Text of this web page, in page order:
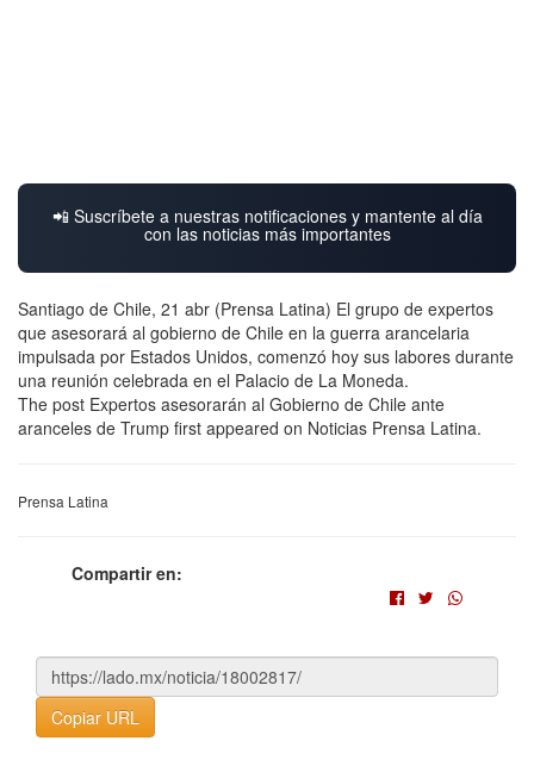
📲 Suscríbete a nuestras notificaciones y mantente al día
con las noticias más importantes
Santiago de Chile, 21 abr (Prensa Latina) El grupo de expertos
que asesorará al gobierno de Chile en la guerra arancelaria
impulsada por Estados Unidos, comenzó hoy sus labores durante
una reunión celebrada en el Palacio de La Moneda.
The post Expertos asesorarán al Gobierno de Chile ante
aranceles de Trump first appeared on Noticias Prensa Latina.
Prensa Latina
Compartir en:
Copiar URL